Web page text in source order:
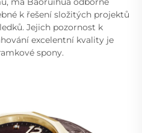
k řešení složitých projektů
Jejich pozornost k
excelentní kvality je
spony.